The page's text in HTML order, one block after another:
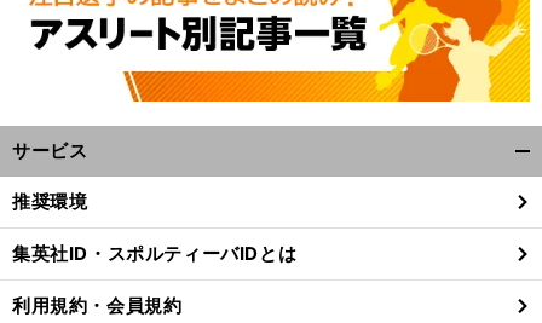
サービス
閉
る
推奨環境
集英社ID・スポルティーバIDとは
利用規約・会員規約